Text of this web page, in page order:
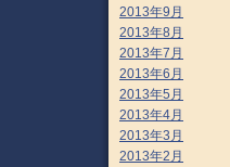
2013年9月
2013年8月
2013年7月
2013年6月
2013年5月
2013年4月
2013年3月
2013年2月